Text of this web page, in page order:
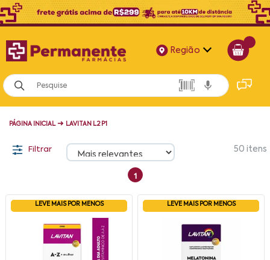
Região
Alagoas
Bahia
PÁGINA INICIAL ➜ LAVITAN L2 P1
Filtrar 50 itens
1
LEVE MAIS POR MENOS LEVE MAIS POR MENOS